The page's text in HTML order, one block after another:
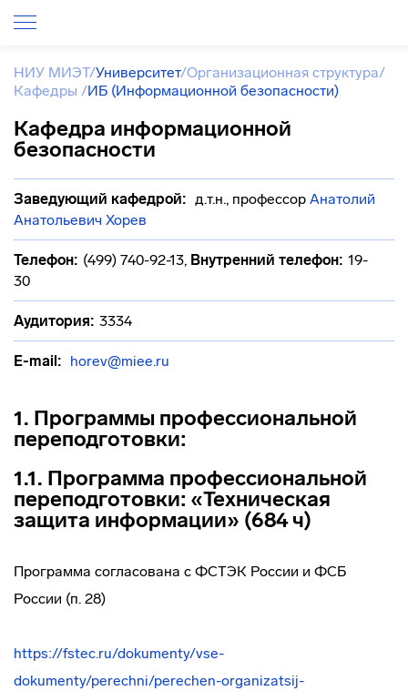
НИУ МИЭТ/Университет/Организационная структура/
Кафедры /ИБ (Информационной безопасности)
Кафедра информационной
безопасности
Заведующий кафедрой: д.т.н., профессор Анатолий
Анатольевич Хорев
Телефон: (499) 740-92-13, Внутренний телефон: 19-
30
Аудитория: 3334
E-mail: horev@miee.ru
1. Программы профессиональной
переподготовки:
1.1. Программа профессиональной
переподготовки: «Техническая
защита информации» (684 ч)
Программа согласована с ФСТЭК России и ФСБ
России (п. 28)
https://fstec.ru/dokumenty/vse-
dokumenty/perechni/perechen-organizatsij-